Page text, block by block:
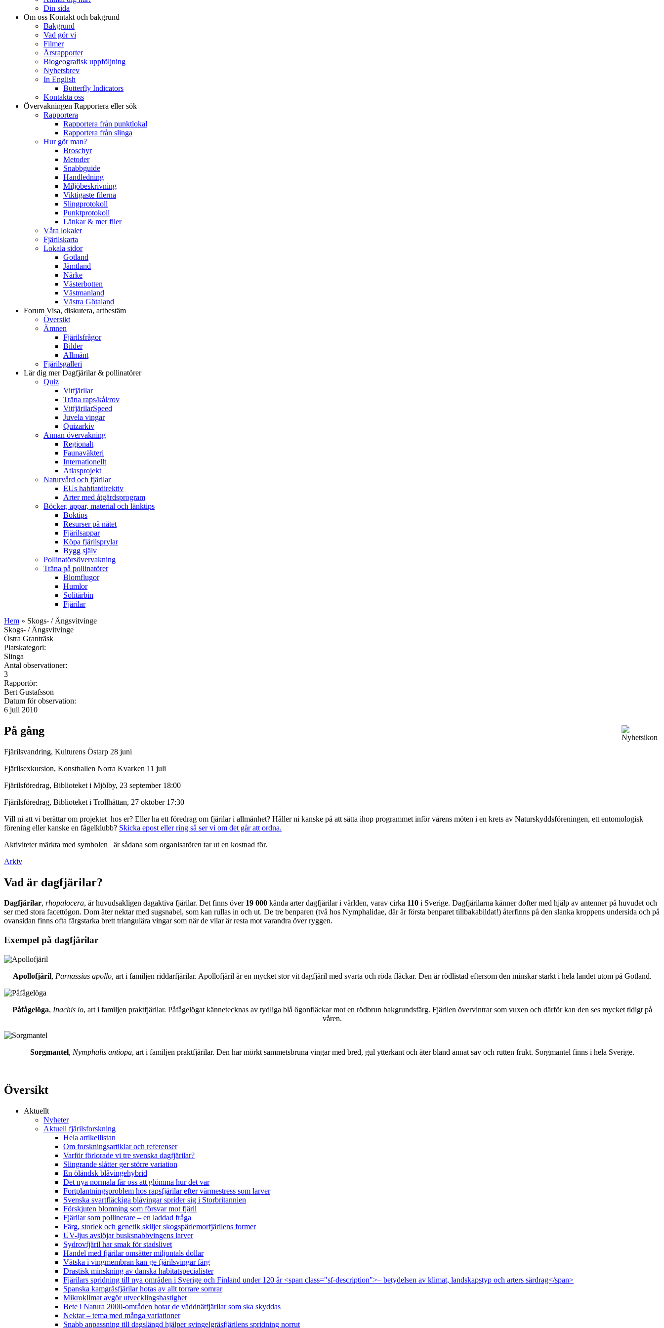
Din sida
Om oss Kontakt och bakgrund
Bakgrund
Vad gör vi
Filmer
Årsrapporter
Biogeografisk uppföljning
Nyhetsbrev
In English
Butterfly Indicators
Kontakta oss
Övervakningen Rapportera eller sök
Rapportera
Rapportera från punktlokal
Rapportera från slinga
Hur gör man?
Broschyr
Metoder
Snabbguide
Handledning
Miljöbeskrivning
Viktigaste filerna
Slingprotokoll
Punktprotokoll
Länkar & mer filer
Våra lokaler
Fjärilskarta
Lokala sidor
Gotland
Jämtland
Närke
Västerbotten
Västmanland
Västra Götaland
Forum Visa, diskutera, artbestäm
Översikt
Ämnen
Fjärilsfrågor
Bilder
Allmänt
Fjärilsgalleri
Lär dig merDagfjärilar & pollinatörer
Quiz
Vitfjärilar
Träna raps/kål/rov
VitfjärilarSpeed
Juvela vingar
Quizarkiv
Annan övervakning
Regionalt
Faunaväkteri
Internationellt
Atlasprojekt
Naturvård och fjärilar
EUs habitatdirektiv
Arter med åtgärdsprogram
Böcker, appar, material och länktips
Boktips
Resurser på nätet
Fjärilsappar
Köpa fjärilsprylar
Bygg själv
Pollinatörsövervakning
Träna på pollinatörer
Blomflugor
Humlor
Solitärbin
Fjärilar
Hem » Skogs- / Ängsvitvinge
Skogs- / Ängsvitvinge
Östra Granträsk
Platskategori:
Slinga
Antal observationer:
3
Rapportör:
Bert Gustafsson
Datum för observation:
6 juli 2010
På gång
Fjärilsvandring, Kulturens Östarp 28 juni
Fjärilsexkursion, Konsthallen Norra Kvarken 11 juli
Fjärilsföredrag, Biblioteket i Mjölby, 23 september 18:00
Fjärilsföredrag, Biblioteket i Trollhättan, 27 oktober 17:30
Vill ni att vi berättar om projektet hos er? Eller ha ett föredrag om fjärilar i allmänhet? Håller ni kanske på att sätta ihop programmet inför vårens möten i en krets av Naturskyddsföreningen, ett entomologisk
förening eller kanske en fågelklubb? Skicka epost eller ring så ser vi om det går att ordna.
Aktiviteter märkta med symbolen
är sådana som organisatören tar ut en kostnad för.
Arkiv
Vad är dagfjärilar?
Dagfjärilar, rhopalocera, är huvudsakligen dagaktiva fjärilar. Det finns över 19 000 kända arter dagfjärilar i världen, varav cirka 110 i Sverige. Dagfjärilarna känner dofter med hjälp av antenner på huvudet och
ser med stora facettögon. Dom äter nektar med sugsnabel, som kan rullas in och ut. De tre benparen (två hos Nymphalidae, där är första benparet tillbakabildat!) återfinns på den slanka kroppens undersida och på
ovansidan finns ofta färgstarka brett triangulära vingar som när de vilar är resta mot varandra över ryggen.
Exempel på dagfjärilar
Apollofjäril, Parnassius apollo, art i familjen riddarfjärilar. Apollofjäril är en mycket stor vit dagfjäril med svarta och röda fläckar. Den är rödlistad eftersom den minskar starkt i hela landet utom på Gotland.
Påfågelöga, Inachis io, art i familjen praktfjärilar. Påfågelögat kännetecknas av tydliga blå ögonfläckar mot en rödbrun bakgrundsfärg. Fjärilen övervintrar som vuxen och därför kan den ses mycket tidigt på
våren.
Sorgmantel, Nymphalis antiopa, art i familjen praktfjärilar. Den har mörkt sammetsbruna vingar med bred, gul ytterkant och äter bland annat sav och rutten frukt. Sorgmantel finns i hela Sverige.
Översikt
Aktuellt
Nyheter
Aktuell fjärilsforskning
Hela artikellistan
Om forskningsartiklar och referenser
Varför förlorade vi tre svenska dagfjärilar?
Slingrande slåtter ger större variation
En öländsk blåvingehybrid
Det nya normala får oss att glömma hur det var
Fortplantningsproblem hos rapsfjärilar efter värmestress som larver
Svenska svartfläckiga blåvingar sprider sig i Storbritannien
Förskjuten blomning som försvar mot fjäril
Fjärilar som pollinerare – en laddad fråga
Färg, storlek och genetik skiljer skogspärlemorfjärilens former
UV-ljus avslöjar busksnabbvingens larver
Sydrovfjäril har smak för stadslivet
Handel med fjärilar omsätter miljontals dollar
Vätska i vingmembran kan ge fjärilsvingar färg
Drastisk minskning av danska habitatspecialister
Fjärilars spridning till nya områden i Sverige och Finland under 120 år <span class="sf-description">– betydelsen av klimat, landskapstyp och arters särdrag</span>
Spanska kamgräsfjärilar hotas av allt torrare somrar
Mikroklimat avgör utvecklingshastighet
Bete i Natura 2000-områden hotar de väddnätfjärilar som ska skyddas
Nektar – tema med många variationer
Snabb anpassning till dagslängd hjälper svingelgräsfjärilens spridning norrut